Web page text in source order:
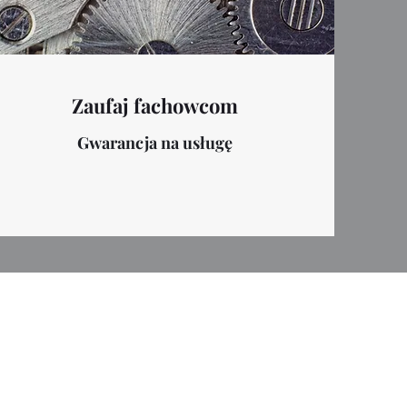
Zaufaj fachowcom
Gwarancja na usługę